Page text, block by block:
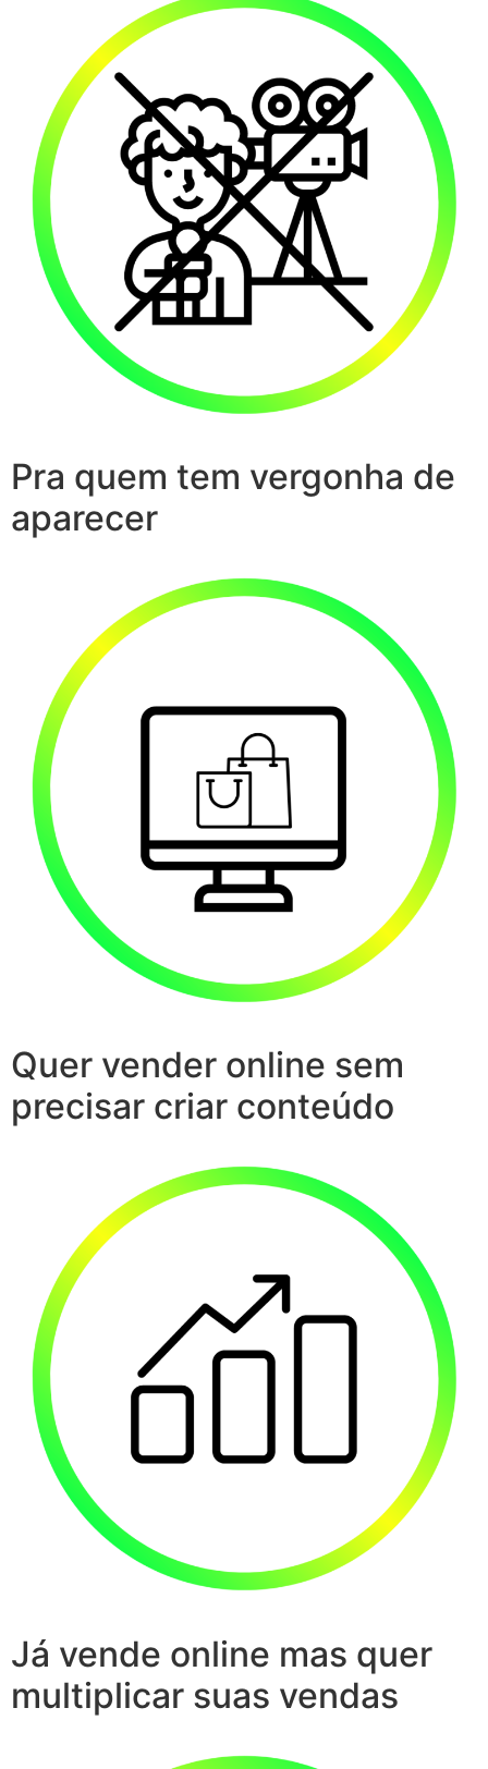
Pra quem tem vergonha de
aparecer
Quer vender online sem
precisar criar conteúdo
Já vende online mas quer
multiplicar suas vendas